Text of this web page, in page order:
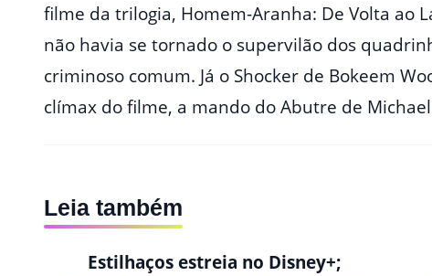
filme da trilogia, Homem-Aranha: De Volta ao
não havia se tornado o supervilão dos
criminoso comum. Já o Shocker de Bokeem
clímax do filme, a mando do Abutre de
Leia também
Estilhaços estreia no Disney+;